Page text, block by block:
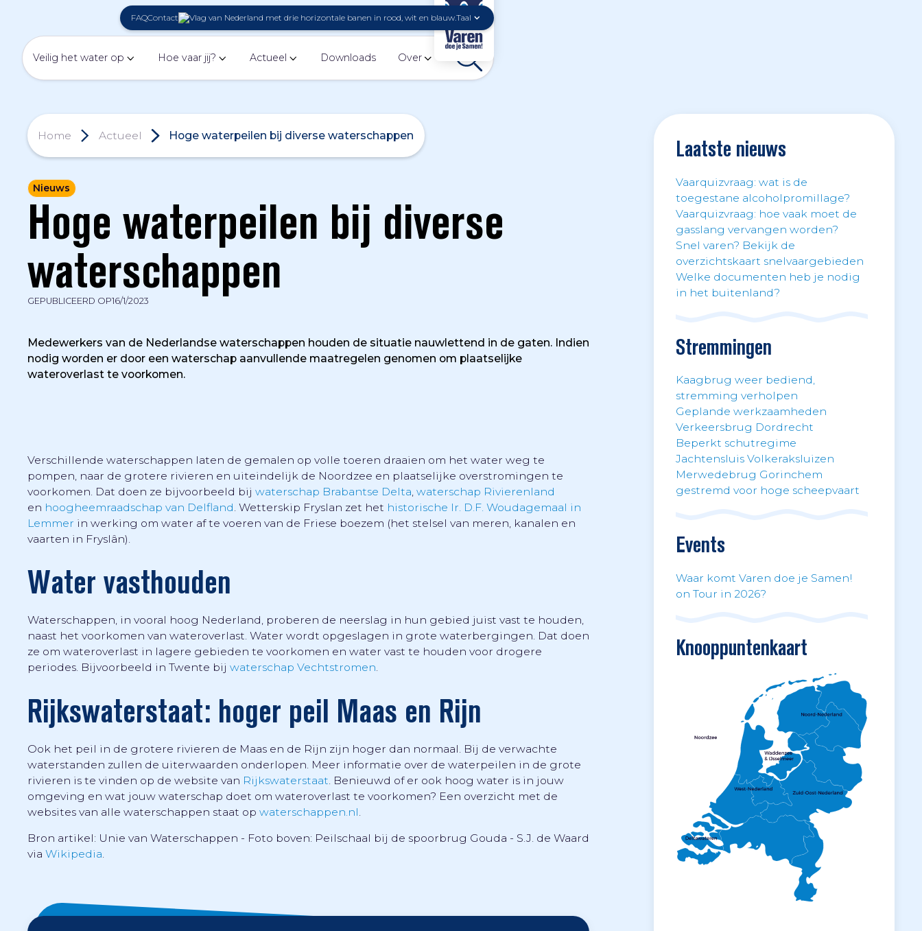
FAQContact Taal
Veilig het water op Hoe vaar jij? Actueel Downloads Over
Home Actueel Hoge waterpeilen bij diverse waterschappen
Nieuws
Hoge waterpeilen bij diverse
waterschappen
GEPUBLICEERD OP16/1/2023
Medewerkers van de Nederlandse waterschappen houden de situatie nauwlettend in de gaten. Indien
nodig worden er door een waterschap aanvullende maatregelen genomen om plaatselijke
wateroverlast te voorkomen.
Verschillende waterschappen laten de gemalen op volle toeren draaien om het water weg te
pompen, naar de grotere rivieren en uiteindelijk de Noordzee en plaatselijke overstromingen te
voorkomen. Dat doen ze bijvoorbeeld bij waterschap Brabantse Delta waterschap Rivierenland
en hoogheemraadschap van Delfland . Wetterskip Fryslan zet het historische Ir. D.F. Woudagemaal in
Lemmer in werking om water af te voeren van de Friese boezem (het stelsel van meren, kanalen en
vaarten in Fryslân).
Water vasthouden
Waterschappen, in vooral hoog Nederland, proberen de neerslag in hun gebied juist vast te houden,
naast het voorkomen van wateroverlast. Water wordt opgeslagen in grote waterbergingen. Dat doen
ze om wateroverlast in lagere gebieden te voorkomen en water vast te houden voor drogere
periodes. Bijvoorbeeld in Twente bij waterschap Vechtstromen.
Rijkswaterstaat: hoger peil Maas en Rijn
Ook het peil in de grotere rivieren de Maas en de Rijn zijn hoger dan normaal. Bij de verwachte
waterstanden zullen de uiterwaarden onderlopen. Meer informatie over de waterpeilen in de grote
rivieren is te vinden op de website van Rijkswaterstaat . Benieuwd of er ook hoog water is in jouw
omgeving en wat jouw waterschap doet om wateroverlast te voorkomen? Een overzicht met de
websites van alle waterschappen staat op waterschappen.nl
Bron artikel: Unie van Waterschappen - Foto boven: Peilschaal bij de spoorbrug Gouda - S.J. de Waard
via Wikipedia.
Laatste nieuws
Vaarquizvraag: wat is de
toegestane alcoholpromillage?
Vaarquizvraag: hoe vaak moet de
gasslang vervangen worden?
Snel varen? Bekijk de
overzichtskaart snelvaargebieden
Welke documenten heb je nodig
in het buitenland?
Stremmingen
Kaagbrug weer bediend,
stremming verholpen
Geplande werkzaamheden
Verkeersbrug Dordrecht
Beperkt schutregime
Jachtensluis Volkeraksluizen
Merwedebrug Gorinchem
gestremd voor hoge scheepvaart
Events
Waar komt Varen doe je Samen!
on Tour in 2026?
Knooppuntenkaart